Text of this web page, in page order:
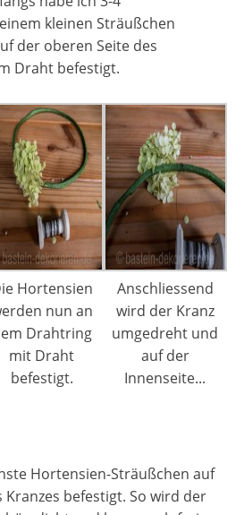
kleinen Sträußchen
der oberen Seite des
Draht befestigt.
Hortensien
nun an
Drahtring
mit Draht
befestigt.
Anschliessend
wird der Kranz
umgedreht und
auf der
Innenseite...
Hortensien-Sträußchen auf
befestigt. So wird der